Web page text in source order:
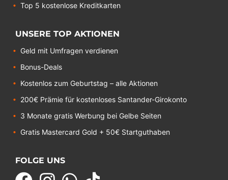
Top 5 kostenlose Kreditkarten
UNSERE TOP AKTIONEN
Geld mit Umfragen verdienen
Bonus-Deals
Kostenlos zum Geburtstag – alle Aktionen
200€ Prämie für kostenloses Santander-Girokonto
3 Monate gratis Werbung bei Gelbe Seiten
Gratis Mastercard Gold + 50€ Startguthaben
FOLGE UNS